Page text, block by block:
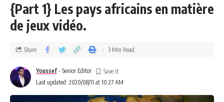
{Part 1} Les pays africains en matière
de jeux vidéo.
Last updated: 2020/08/11 at 10:27 AM
Youssef - Senior Editor
Share 3 Min Read